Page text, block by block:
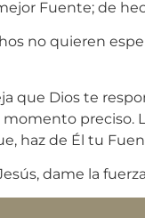
Fuente; de
no quieren
que Dios te
preciso.
haz de Él tu
dame la